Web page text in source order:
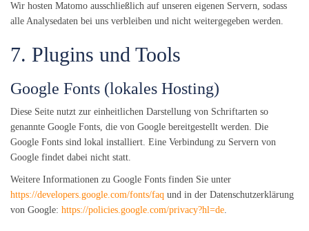
Wir hosten Matomo ausschließlich auf unseren eigenen Servern, sodass
alle Analysedaten bei uns verbleiben und nicht weitergegeben werden.
7. Plugins und Tools
Google Fonts (lokales Hosting)
Diese Seite nutzt zur einheitlichen Darstellung von Schriftarten so
genannte Google Fonts, die von Google bereitgestellt werden. Die
Google Fonts sind lokal installiert. Eine Verbindung zu Servern von
Google findet dabei nicht statt.
Weitere Informationen zu Google Fonts finden Sie unter
https://developers.google.com/fonts/faq und in der Datenschutzerklärung
von Google: https://policies.google.com/privacy?hl=de.